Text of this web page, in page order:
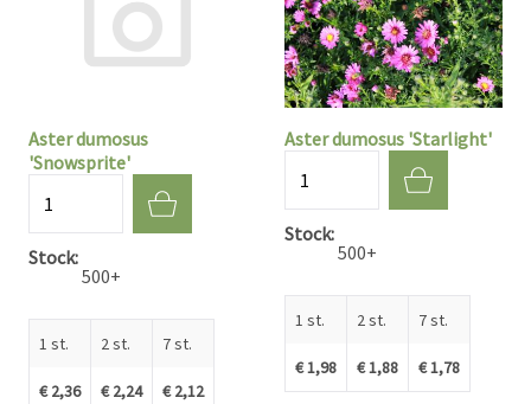
Aster dumosus
'Snowsprite'
Stock
500+
1 st.
€ 2,36
2 st.
€ 2,24
7 st.
€ 2,12
Aster dumosus 'Starlight'
Stock
500+
1 st.
€ 1,98
2 st.
€ 1,88
7 st.
€ 1,78